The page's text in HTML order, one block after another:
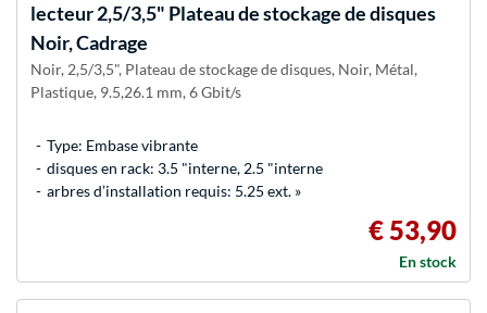
lecteur 2,5/3,5" Plateau de stockage de disques
Noir, Cadrage
Noir, 2,5/3,5", Plateau de stockage de disques, Noir, Métal,
Plastique, 9.5,26.1 mm, 6 Gbit/s
Type: Embase vibrante
disques en rack: 3.5 "interne, 2.5 "interne
arbres d’installation requis: 5.25 ext. »
€ 53,90
En stock